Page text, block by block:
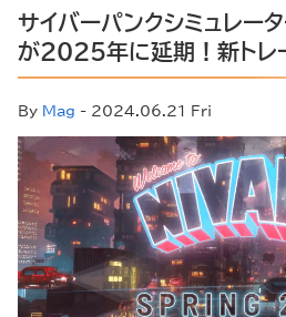
サイバーパンクシミュレー
が2025年に延期！新トレ
By Mag - 2024.06.21 Fri